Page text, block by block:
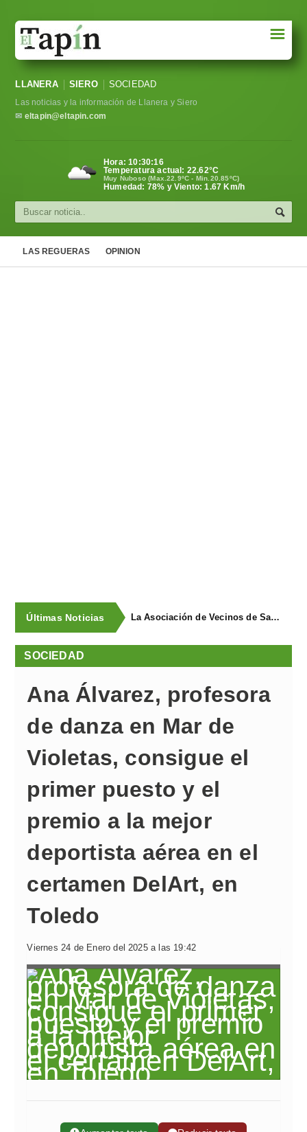
Sociedad
Política
Cultura
☰
LLANERA SIERO SOCIEDAD
Las noticias y la información de Llanera y Siero
✉ eltapin@eltapin.com
Hora:10:30:17
Temperatura actual: 22.62°C
Muy Nuboso (Max.22.9ºC - Min.20.85ºC)
Humedad: 78% y Viento: 1.67 Km/h
LAS REGUERAS OPINION
Últimas Noticias La Asociación de Vecinos de Santa Cruz descubrió los Covarones
SOCIEDAD
Ana Álvarez, profesora
de danza en Mar de
Violetas, consigue el
primer puesto y el
premio a la mejor
deportista aérea en el
certamen DelArt, en
Toledo
Viernes 24 de Enero del 2025 a las 19:42